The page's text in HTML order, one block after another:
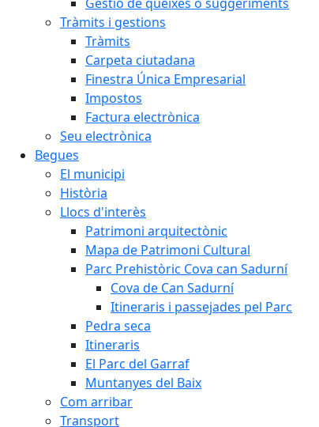
Tràmits i gestions
Tràmits
Carpeta ciutadana
Finestra Única Empresarial
Impostos
Factura electrònica
Seu electrònica
Begues
El municipi
Història
Llocs d'interès
Patrimoni arquitectònic
Mapa de Patrimoni Cultural
Parc Prehistòric Cova can Sadurní
Cova de Can Sadurní
Itineraris i passejades pel Parc
Pedra seca
Itineraris
El Parc del Garraf
Muntanyes del Baix
Com arribar
Transport